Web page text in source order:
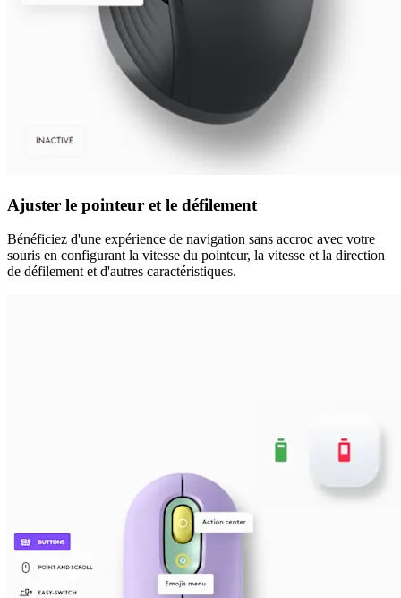
Ajuster le pointeur et le défilement
Bénéficiez d'une expérience de navigation sans accroc avec votre
souris en configurant la vitesse du pointeur, la vitesse et la direction
de défilement et d'autres caractéristiques.